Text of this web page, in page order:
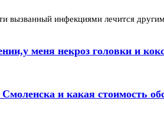
вызванный инфекциями лечится
меня некроз головки и
и какая стоимость